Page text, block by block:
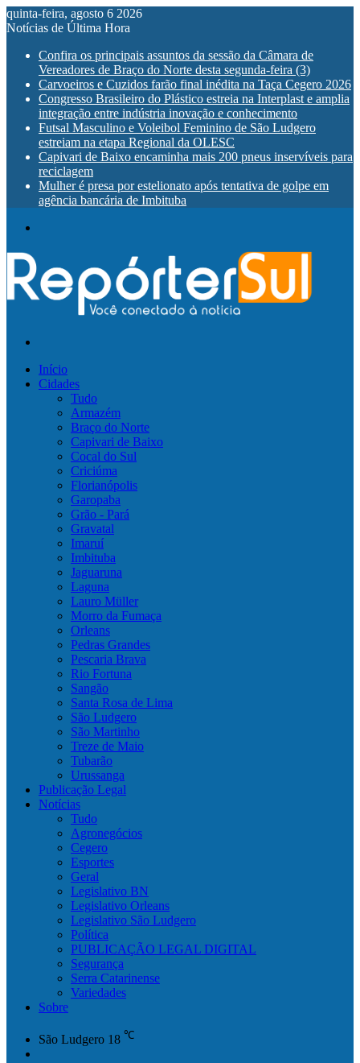
quinta-feira, agosto 6 2026
Notícias de Última Hora
Confira os principais assuntos da sessão da Câmara de
Vereadores de Braço do Norte desta segunda-feira (3)
Carvoeiros e Cuzidos farão final inédita na Taça Cegero 2026
Congresso Brasileiro do Plástico estreia na Interplast e amplia
integração entre indústria inovação e conhecimento
Futsal Masculino e Voleibol Feminino de São Ludgero
estreiam na etapa Regional da OLESC
Capivari de Baixo encaminha mais 200 pneus inservíveis para
reciclagem
Mulher é presa por estelionato após tentativa de golpe em
agência bancária de Imbituba
Início
Cidades
Tudo
Armazém
Braço do Norte
Capivari de Baixo
Cocal do Sul
Criciúma
Florianópolis
Garopaba
Grão - Pará
Gravatal
Imaruí
Imbituba
Jaguaruna
Laguna
Lauro Müller
Morro da Fumaça
Orleans
Pedras Grandes
Pescaria Brava
Rio Fortuna
Sangão
Santa Rosa de Lima
São Ludgero
São Martinho
Treze de Maio
Tubarão
Urussanga
Publicação Legal
Notícias
Tudo
Agronegócios
Cegero
Esportes
Geral
Legislativo BN
Legislativo Orleans
Legislativo São Ludgero
Política
PUBLICAÇÃO LEGAL DIGITAL
Segurança
Serra Catarinense
Variedades
Sobre
São Ludgero 18 ℃